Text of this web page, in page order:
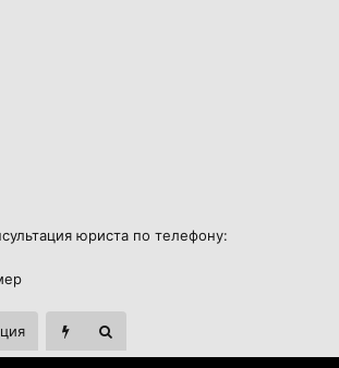
юриста по телефону: